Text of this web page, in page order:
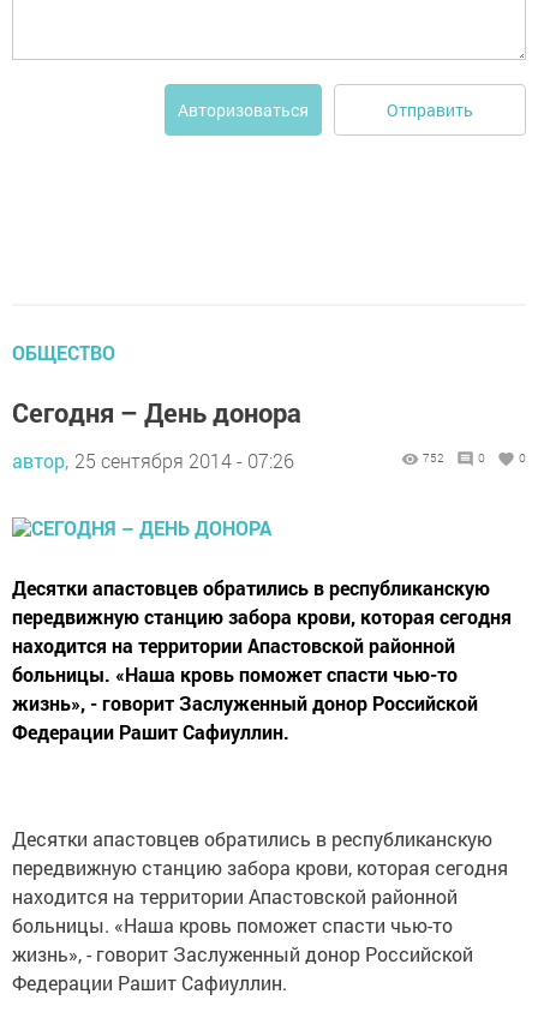
Авторизоваться Отправить
ОБЩЕСТВО
Сегодня – День донора
автор, 25 сентября 2014 - 07:26 752 0 0
Десятки апастовцев обратились в республиканскую
передвижную станцию забора крови, которая сегодня
находится на территории Апастовской районной
больницы. «Наша кровь поможет спасти чью-то
жизнь», - говорит Заслуженный донор Российской
Федерации Рашит Сафиуллин.
Десятки апастовцев обратились в республиканскую
передвижную станцию забора крови, которая сегодня
находится на территории Апастовской районной
больницы. «Наша кровь поможет спасти чью-то
жизнь», - говорит Заслуженный донор Российской
Федерации Рашит Сафиуллин.